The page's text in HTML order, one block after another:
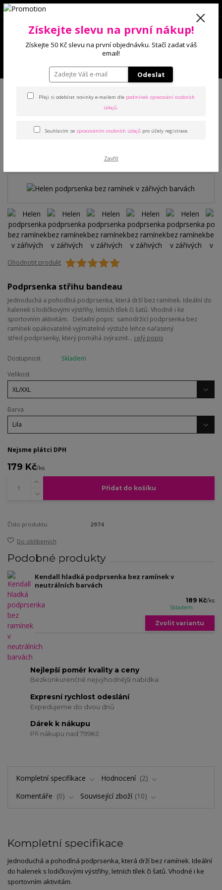
0 Kč
zářivých barvách
Helen podprsenka bez
Ohodnotit produkt
Podprsenka střihu bandeau
Jednoduchá a pohodlná podprsenka, která drží bez ramínek. Ideální do
halenek s lodičkovými výstřihy, letních tílek či šatů. Vhodné i ke
sportovním aktivitám. Detailní popis: samodržící podprsenka bez
ramínek opakovatelně vyjímatelné výstuže lehce nařasený
střed podprsenky, který pomáhá zvýraznit... celý popis
Dostupnost
Skladem
Velikost
Barva
Nejsme plátci DPH
179 Kč/ks
Přidat do košíku
Číslo produktu: 2974
Do oblíbených
Podobné produkty
Kendall hladká podprsenka bez ramínek v
neutrálních barvách
189 Kč/ks
Skladem
Zvolit variantu
Nejlepší poměr kvality a ceny
Bezkonkurenčně nejvýhodnější nabídka
Expresní rychlost odeslání
Expedujeme do dvou dnů
Dárek k nákupu
Při nákupu nad 799Kč
Kompletní specifikace Hodnocení
2
Komentáře
0 Související zboží 10
Kompletní specifikace
Jednoduchá a pohodlná podprsenka, která drží bez ramínek. Ideální
do halenek s lodičkovými výstřihy, letních tílek či šatů. Vhodné i ke
sportovním aktivitám.
Získejte slevu na první nákup!
Získejte 50 Kč slevu na první objednávku. Stačí zadat váš
email!
Odeslat
Přeji si odebírat novinky e-mailem dle podmínek zpracování osobních
údajů.
Souhlasím se zpracováním osobních údajů pro účely registrace.
Zavřít